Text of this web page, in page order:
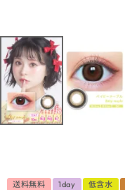
送料無料 1day 低含水